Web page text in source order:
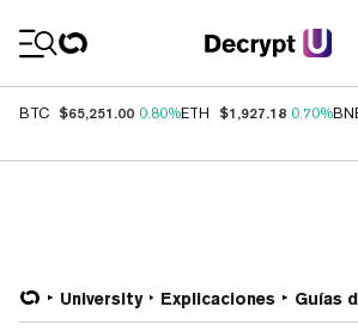
BTC $65,251.00 0.80%ETH $1,927.18 0.70%
University Explicaciones Guías